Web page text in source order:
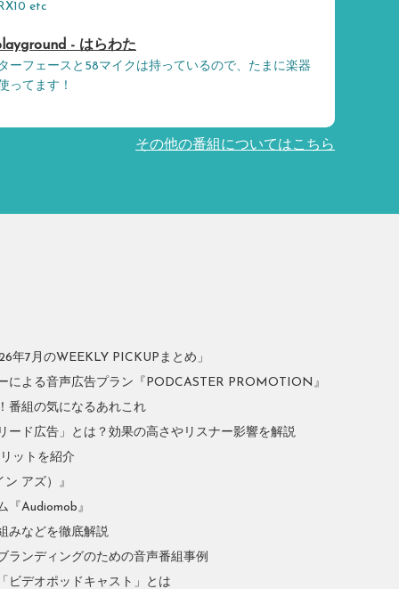
etc
- はらわた
ーフェースと58マイクは持っているので、たまに楽器
ってます！
その他の番組についてはこちら
年7月のWEEKLY PICKUPまとめ」
による音声広告プラン『PODCASTER PROMOTION』
番組の気になるあれこれ
ード広告」とは？効果の高さやリスナー影響を解説
ットを紹介
アズ）』
『Audiomob』
みなどを徹底解説
ランディングのための音声番組事例
ビデオポッドキャスト」とは